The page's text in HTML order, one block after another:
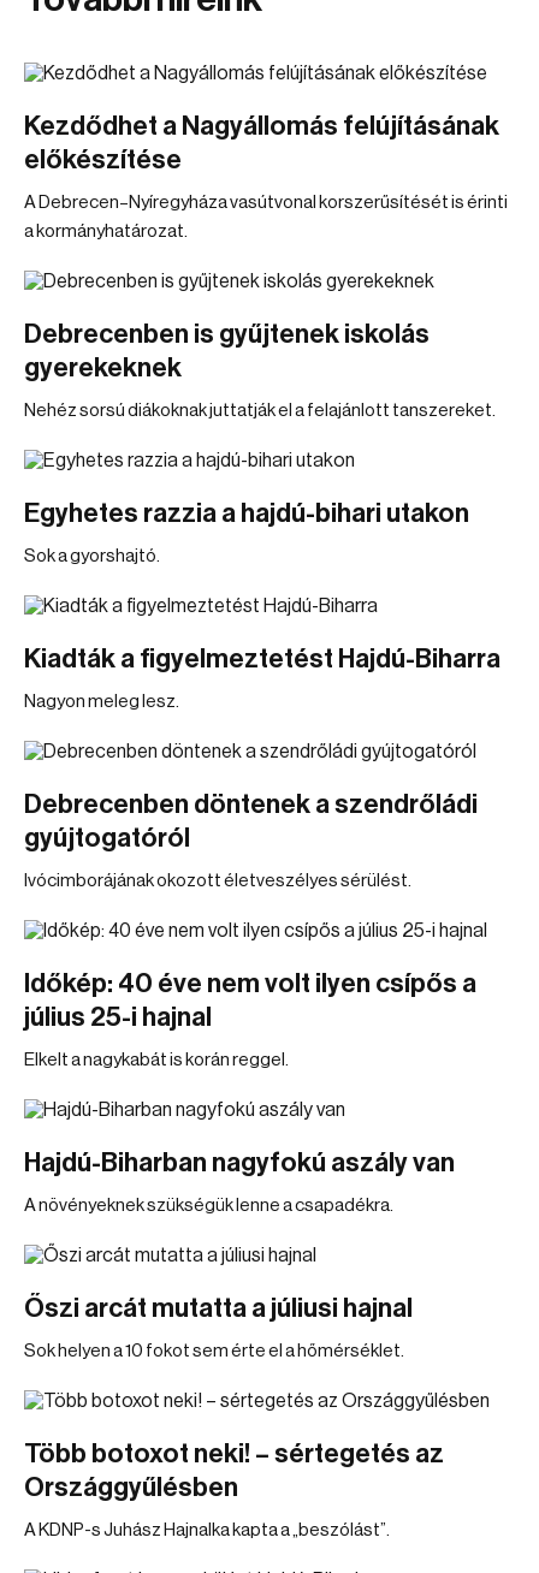
Kezdődhet a Nagyállomás felújításának
előkészítése
A Debrecen–Nyíregyháza vasútvonal korszerűsítését is érinti
a kormányhatározat.
Debrecenben is gyűjtenek iskolás
gyerekeknek
Nehéz sorsú diákoknak juttatják el a felajánlott tanszereket.
Egyhetes razzia a hajdú-bihari utakon
Sok a gyorshajtó.
Kiadták a figyelmeztetést Hajdú-Biharra
Nagyon meleg lesz.
Debrecenben döntenek a szendrőládi
gyújtogatóról
Ivócimborájának okozott életveszélyes sérülést.
Időkép: 40 éve nem volt ilyen csípős a
július 25-i hajnal
Elkelt a nagykabát is korán reggel.
Hajdú-Biharban nagyfokú aszály van
A növényeknek szükségük lenne a csapadékra.
Őszi arcát mutatta a júliusi hajnal
Sok helyen a 10 fokot sem érte el a hőmérséklet.
Több botoxot neki! – sértegetés az
Országgyűlésben
A KDNP-s Juhász Hajnalka kapta a „beszólást”.